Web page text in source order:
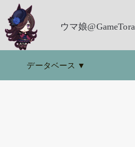
ウマ娘@GameTora
データベース ▼